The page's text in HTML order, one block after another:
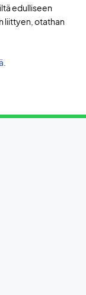
edulliseen
liittyen, otathan